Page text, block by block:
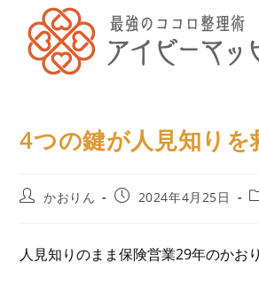
4つの鍵が人見知りを
かおりん 2024年4月25日
人見知りのまま保険営業29年のかお